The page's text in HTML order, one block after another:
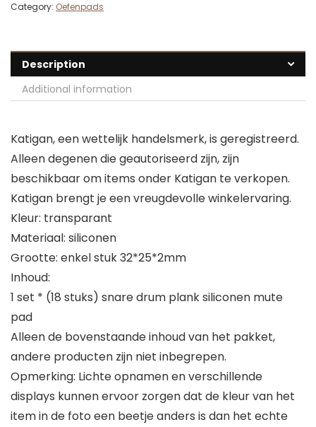
Category: Oefenpads
Description
Additional information
Katigan, een wettelijk handelsmerk, is geregistreerd.
Alleen degenen die geautoriseerd zijn, zijn
beschikbaar om items onder Katigan te verkopen.
Katigan brengt je een vreugdevolle winkelervaring.
Kleur: transparant
Materiaal: siliconen
Grootte: enkel stuk 32*25*2mm
Inhoud:
1 set * (18 stuks) snare drum plank siliconen mute
pad
Alleen de bovenstaande inhoud van het pakket,
andere producten zijn niet inbegrepen.
Opmerking: Lichte opnamen en verschillende
displays kunnen ervoor zorgen dat de kleur van het
item in de foto een beetje anders is dan het echte